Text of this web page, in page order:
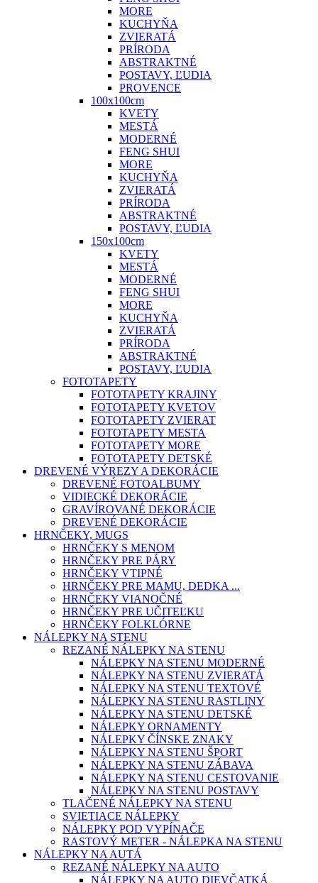
MORE
KUCHYŇA
ZVIERATÁ
PRÍRODA
ABSTRAKTNÉ
POSTAVY, ĽUDIA
PROVENCE
100x100cm
KVETY
MESTÁ
MODERNÉ
FENG SHUI
MORE
KUCHYŇA
ZVIERATÁ
PRÍRODA
ABSTRAKTNÉ
POSTAVY, ĽUDIA
150x100cm
KVETY
MESTÁ
MODERNÉ
FENG SHUI
MORE
KUCHYŇA
ZVIERATÁ
PRÍRODA
ABSTRAKTNÉ
POSTAVY, ĽUDIA
FOTOTAPETY
FOTOTAPETY KRAJINY
FOTOTAPETY KVETOV
FOTOTAPETY ZVIERAT
FOTOTAPETY MESTA
FOTOTAPETY MORE
FOTOTAPETY DETSKÉ
DREVENÉ VÝREZY A DEKORÁCIE
DREVENÉ FOTOALBUMY
VIDIECKÉ DEKORÁCIE
GRAVÍROVANÉ DEKORÁCIE
DREVENÉ DEKORÁCIE
HRNČEKY, MUGS
HRNČEKY S MENOM
HRNČEKY PRE PÁRY
HRNČEKY VTIPNÉ
HRNČEKY PRE MAMU, DEDKA ...
HRNČEKY VIANOČNÉ
HRNČEKY PRE UČITEĽKU
HRNČEKY FOLKLÓRNE
NÁLEPKY NA STENU
REZANÉ NÁLEPKY NA STENU
NÁLEPKY NA STENU MODERNÉ
NÁLEPKY NA STENU ZVIERATÁ
NÁLEPKY NA STENU TEXTOVÉ
NÁLEPKY NA STENU RASTLINY
NÁLEPKY NA STENU DETSKÉ
NÁLEPKY ORNAMENTY
NÁLEPKY ČÍNSKE ZNAKY
NÁLEPKY NA STENU ŠPORT
NÁLEPKY NA STENU ZÁBAVA
NÁLEPKY NA STENU CESTOVANIE
NÁLEPKY NA STENU POSTAVY
TLAČENÉ NÁLEPKY NA STENU
SVIETIACE NÁLEPKY
NÁLEPKY POD VYPÍNAČE
RASTOVÝ METER - NÁLEPKA NA STENU
NÁLEPKY NA AUTÁ
REZANÉ NÁLEPKY NA AUTO
NÁLEPKY NA AUTO DIEVČATKÁ